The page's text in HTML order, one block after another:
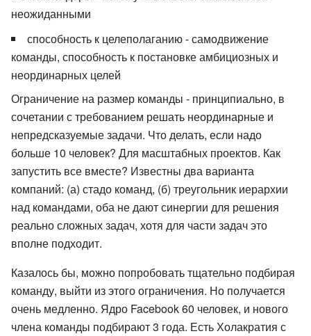
неожиданными
способность к целеполаганию - самодвижение
команды, способность к постановке амбициозных и
неординарных целей
Ограничение на размер команды - принципиально, в
сочетании с требованием решать неординарные и
непредсказуемые задачи. Что делать, если надо
больше 10 человек? Для масштабных проектов. Как
запустить все вместе? Известны два варианта
компаний: (а) стадо команд, (б) треугольник иерархии
над командами, оба не дают синергии для решения
реально сложных задач, хотя для части задач это
вполне подходит.
Казалось бы, можно попробовать тщательно подбирая
команду, выйти из этого ограничения. Но получается
очень медленно. Ядро Facebook 60 человек, и нового
члена команды подбирают 3 года. Есть Холакратия с